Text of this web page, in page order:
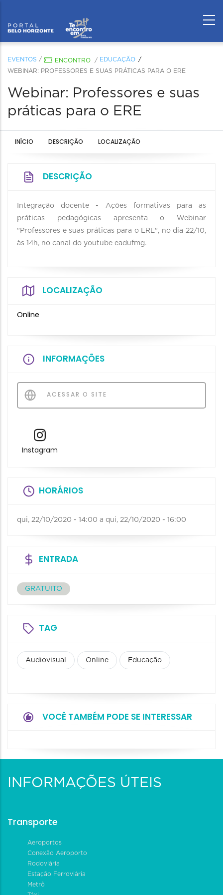
EVENTOS / ENCONTRO / EDUCAÇÃO
WEBINAR: PROFESSORES E SUAS PRÁTICAS PARA O ERE
Webinar: Professores e suas
práticas para o ERE
INÍCIO DESCRIÇÃO LOCALIZAÇÃO
DESCRIÇÃO
Integração docente - Ações formativas para as
práticas pedagógicas apresenta o Webinar
"Professores e suas práticas para o ERE", no dia 22/10,
às 14h, no canal do youtube eadufmg.
LOCALIZAÇÃO
Online
INFORMAÇÕES
ACESSAR O SITE
Instagram
HORÁRIOS
qui, 22/10/2020 - 14:00 a qui, 22/10/2020 - 16:00
ENTRADA
GRATUITO
TAG
Audiovisual Online Educação
VOCÊ TAMBÉM PODE SE INTERESSAR
INFORMAÇÕES ÚTEIS
Transporte
Aeroportos
Conexão Aeroporto
Rodoviária
Estação Ferroviária
Metrô